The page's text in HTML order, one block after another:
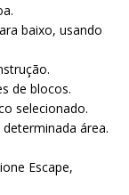
baixo, usando
de blocos.
selecionado.
área.
Escape,